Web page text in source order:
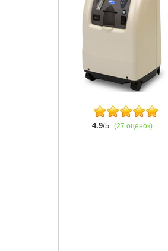
4.9/5 (27 оценок)